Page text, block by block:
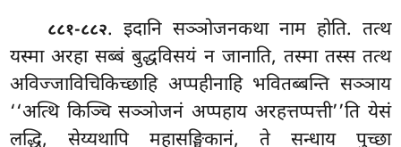
८८१-८८२. इदानि सञ्ञोजनकथा नाम होति. तत्थ
यस्मा अरहा सब्बं बुद्धविसयं न जानाति, तस्मा तस्स तत्थ
अविज्जाविचिकिच्छाहि अप्पहीनाहि भवितब्बन्ति सञ्ञाय
‘‘अत्थि किञ्चि सञ्ञोजनं अप्पहाय अरहत्तप्पत्ती’’ति येसं
लद्धि, सेय्यथापि महासङ्घिकानं, ते सन्धाय पुच्छा